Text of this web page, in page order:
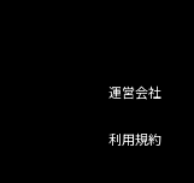
運営会社
利用規約